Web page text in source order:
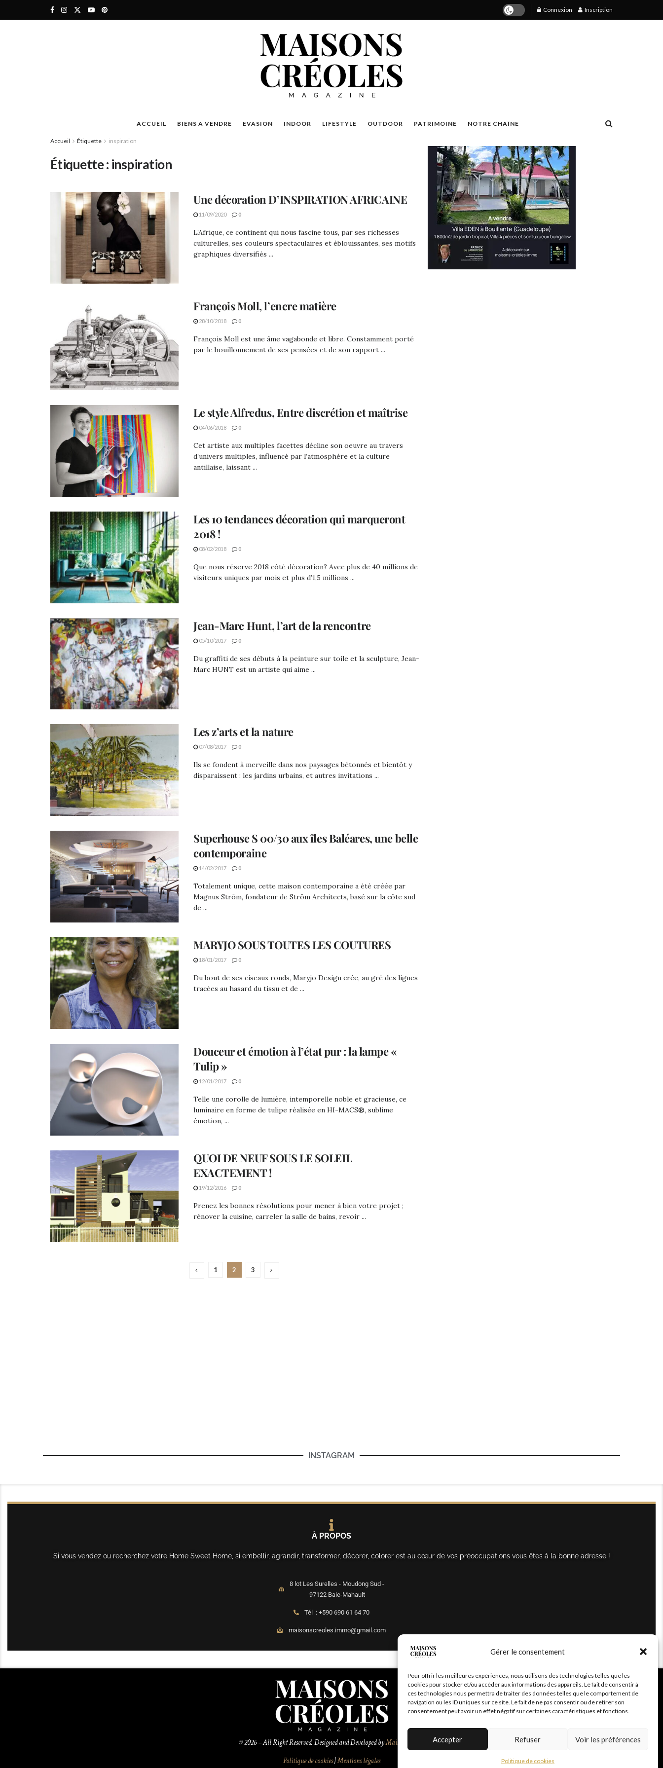
Gérer le consentement
Pour offrir les meilleures expériences, nous utilisons des technologies telles que les
cookies pour stocker et/ou accéder aux informations des appareils. Le fait de consentir à
ces technologies nous permettra de traiter des données telles que le comportement de
navigation ou les ID uniques sur ce site. Le fait de ne pas consentir ou de retirer son
consentement peut avoir un effet négatif sur certaines caractéristiques et fonctions.
Accepter Refuser Voir les préférences
Politique de cookies
Connexion Inscription
ACCUEIL BIENS A VENDRE EVASION INDOOR LIFESTYLE OUTDOOR PATRIMOINE NOTRE CHAÎNE
Accueil Étiquette inspiration
Étiquette : inspiration
Une décoration D’INSPIRATION AFRICAINE
11/09/2020 0
L’Afrique, ce continent qui nous fascine tous, par ses richesses
culturelles, ses couleurs spectaculaires et éblouissantes, ses motifs
graphiques diversifiés ...
François Moll, l’encre matière
28/10/2018 0
François Moll est une âme vagabonde et libre. Constamment porté
par le bouillonnement de ses pensées et de son rapport ...
Le style Alfredus, Entre discrétion et maîtrise
04/06/2018 0
Cet artiste aux multiples facettes décline son oeuvre au travers
d’univers multiples, influencé par l’atmosphère et la culture
antillaise, laissant ...
Les 10 tendances décoration qui marqueront
2018 !
08/02/2018 0
Que nous réserve 2018 côté décoration? Avec plus de 40 millions de
visiteurs uniques par mois et plus d’1,5 millions ...
Jean-Marc Hunt, l’art de la rencontre
05/10/2017 0
Du graffiti de ses débuts à la peinture sur toile et la sculpture, Jean-
Marc HUNT est un artiste qui aime ...
Les z’arts et la nature
07/08/2017 0
Ils se fondent à merveille dans nos paysages bétonnés et bientôt y
disparaissent : les jardins urbains, et autres invitations ...
Superhouse S 00/30 aux îles Baléares, une belle
contemporaine
14/02/2017 0
Totalement unique, cette maison contemporaine a été créée par
Magnus Ström, fondateur de Ström Architects, basé sur la côte sud
de ...
MARYJO SOUS TOUTES LES COUTURES
18/01/2017 0
Du bout de ses ciseaux ronds, Maryjo Design crée, au gré des lignes
tracées au hasard du tissu et de ...
Douceur et émotion à l’état pur : la lampe «
Tulip »
12/01/2017 0
Telle une corolle de lumière, intemporelle noble et gracieuse, ce
luminaire en forme de tulipe réalisée en HI-MACS®, sublime
émotion, ...
QUOI DE NEUF SOUS LE SOLEIL
EXACTEMENT !
19/12/2016 0
Prenez les bonnes résolutions pour mener à bien votre projet ;
rénover la cuisine, carreler la salle de bains, revoir ...
1 2 3
INSTAGRAM
À PROPOS
Si vous vendez ou recherchez votre Home Sweet Home, si embellir, agrandir, transformer, décorer, colorer est au cœur de vos préoccupations vous êtes à la bonne adresse !
8 lot Les Surelles - Moudong Sud -
97122 Baie-Mahault
Tél : +590 690 61 64 70
maisonscreoles.immo@gmail.com
© 2026 – All Right Reserved. Designed and Developed byMaisonCréoles
Politique de cookies|Mentions légales